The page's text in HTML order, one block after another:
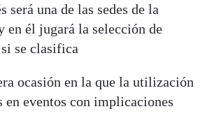
será una de las sedes de la
en él jugará la selección de
se clasifica
ocasión en la que la utilización
en eventos con implicaciones